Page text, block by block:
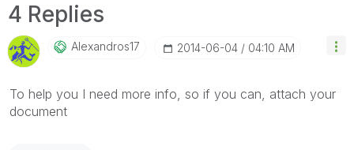
4 Replies
Alexandros17 ‎2014-06-04 04:10 AM
To help you I need more info, so if you can, attach your
document